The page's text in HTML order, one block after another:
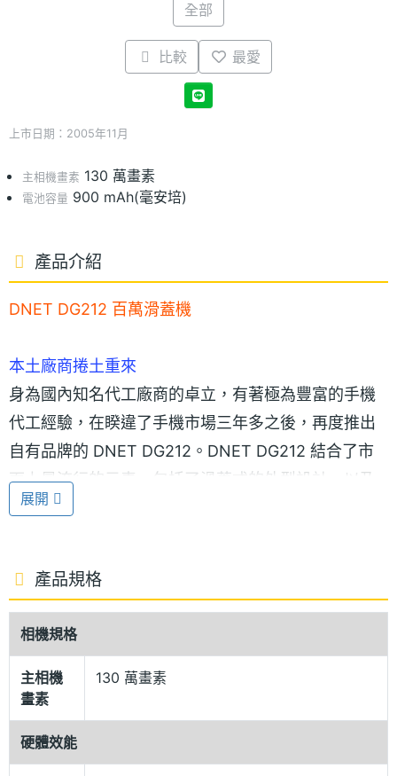
全部
比較 最愛
上市日期：2005年11月
主相機畫素 130 萬畫素
電池容量 900 mAh(毫安培)
產品介紹
DNET DG212 百萬滑蓋機
本土廠商捲土重來
身為國內知名代工廠商的卓立，有著極為豐富的手機
代工經驗，在睽違了手機市場三年多之後，再度推出
自有品牌的 DNET DG212。DNET DG212 結合了市
面上最流行的元素，包括了滑蓋式的外型設計，以及
黑色的烤漆機身，都是市場上目前最紅的主流設計。
DG212 滑翔機內建百萬畫素相機不但支援照相外也支
T-Flash 記憶卡擴充
更特別的是，DNET DG212 滑翔機可擴充 T-
FLASH，可依容量大小，不論檔案、音樂、影片，只
展開
產品規格
相機規格
主相機
畫素
130 萬畫素
硬體效能